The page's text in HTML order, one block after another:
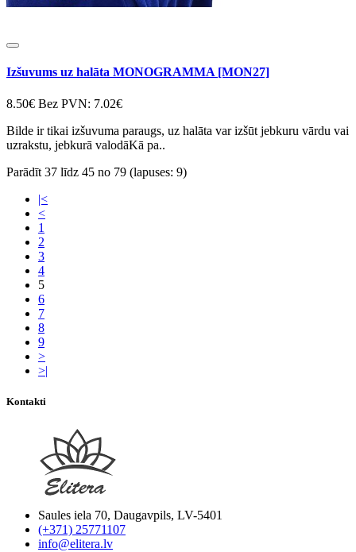
Izšuvums uz halāta MONOGRAMMA [MON27]
8.50€ Bez PVN: 7.02€
Bilde ir tikai izšuvuma paraugs, uz halāta var izšūt jebkuru vārdu vai
uzrakstu, jebkurā valodāKā pa..
Parādīt 37 līdz 45 no 79 (lapuses: 9)
|<
<
1
2
3
4
5
6
7
8
9
>
>|
Kontakti
Saules iela 70, Daugavpils, LV-5401
(+371) 25771107
info@elitera.lv